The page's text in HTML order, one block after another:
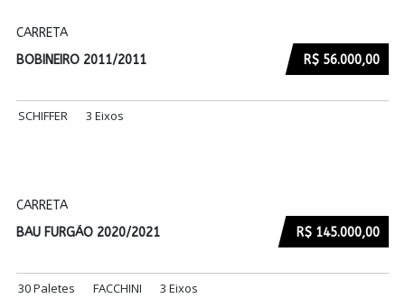
CARRETA
R$ 56.000,00
BOBINEIRO 2011/2011
SCHIFFER 3 Eixos
CARRETA
R$ 145.000,00
BAU FURGÃO 2020/2021
30 Paletes FACCHINI 3 Eixos